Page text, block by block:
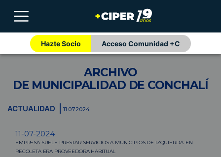
Hazte Socio Acceso Comunidad +C
ARCHIVO
DE MUNICIPALIDAD DE CONCHALÍ
ACTUALIDAD 11.07.2024
11-07-2024
EMPRESA SUELE PRESTAR SERVICIOS A MUNICIPIOS DE IZQUIERDA. EN
RECOLETA ERA PROVEEDORA HABITUAL